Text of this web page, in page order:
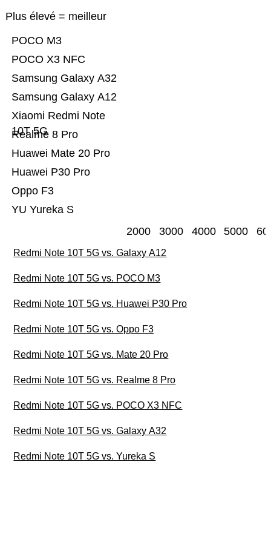
Plus élevé = meilleur
YU Yureka S
Oppo F3
Huawei P30 Pro
Huawei Mate 20 Pro
Realme 8 Pro
Xiaomi Redmi Note
10T 5G
Samsung Galaxy A12
Samsung Galaxy A32
POCO X3 NFC
POCO M3
2000 3000 4000 5000
Redmi Note 10T 5G vs. Galaxy A12
Redmi Note 10T 5G vs. POCO M3
Redmi Note 10T 5G vs. Huawei P30 Pro
Redmi Note 10T 5G vs. Oppo F3
Redmi Note 10T 5G vs. Mate 20 Pro
Redmi Note 10T 5G vs. Realme 8 Pro
Redmi Note 10T 5G vs. POCO X3 NFC
Redmi Note 10T 5G vs. Galaxy A32
Redmi Note 10T 5G vs. Yureka S